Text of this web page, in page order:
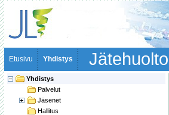
Etusivu Yhdistys Jätehuolto
Yhdistys
Palvelut
Jäsenet
Hallitus